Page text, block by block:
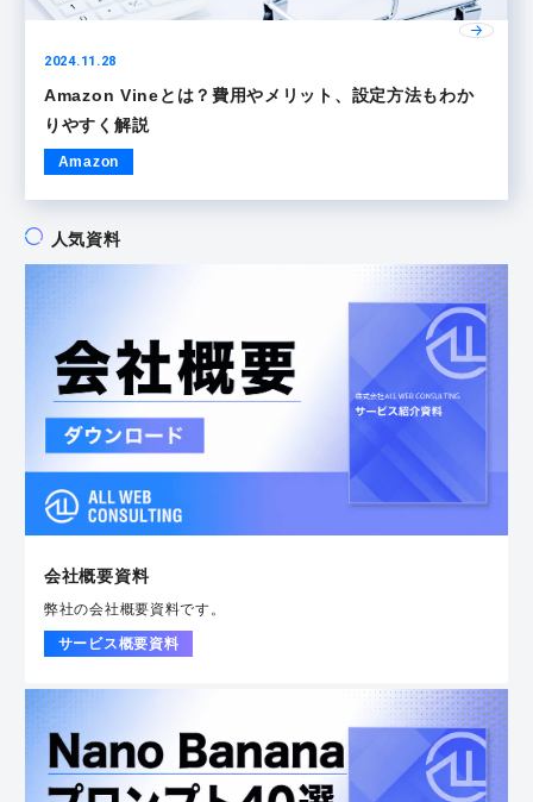
2024.11.28
Amazon Vineとは？費用やメリット、設定方法もわか
りやすく解説
Amazon
人気資料
会社概要資料
弊社の会社概要資料です。
サービス概要資料